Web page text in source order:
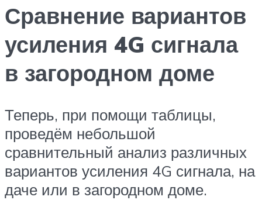
Сравнение вариантов
усиления 4G сигнала
в загородном доме
Теперь, при помощи таблицы,
проведём небольшой
сравнительный анализ различных
вариантов усиления 4G сигнала, на
даче или в загородном доме.